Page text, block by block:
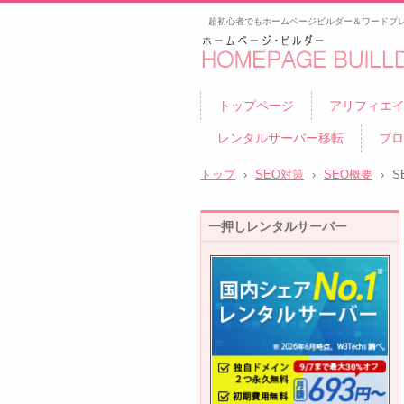
超初心者でもホームページビルダー＆ワード
トップページ アリフィエ
レンタルサーバー移転 ブ
トップ › SEO対策 › SEO概要 ›
一押しレンタルサーバー